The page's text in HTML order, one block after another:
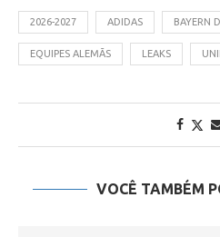
2026-2027 ADIDAS BAYERN
EQUIPES ALEMÃS LEAKS
VOCÊ TAMBÉM